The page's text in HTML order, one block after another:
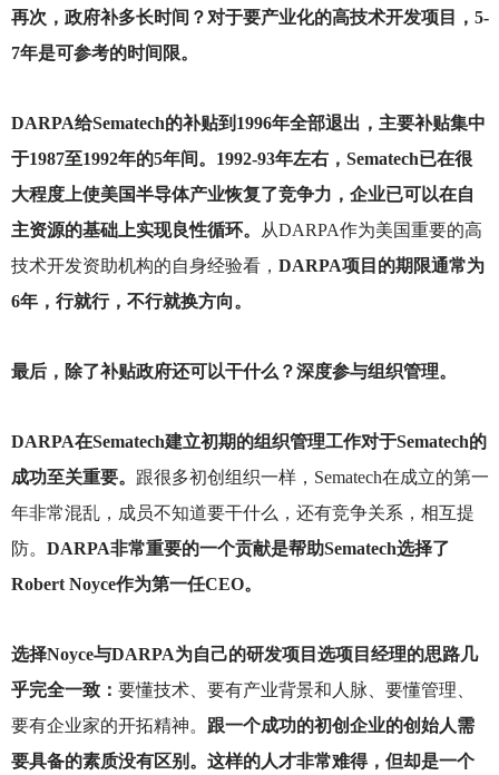
再次，政府补多长时间？对于要产业化的高技术开发项目，5-
7年是可参考的时间限。
DARPA给Sematech的补贴到1996年全部退出，主要补贴集中
于1987至1992年的5年间。1992-93年左右，Sematech已在很
大程度上使美国半导体产业恢复了竞争力，企业已可以在自
主资源的基础上实现良性循环。
从DARPA作为美国重要的高
技术开发资助机构的自身经验看， DARPA项目的期限通常为
6年，行就行，不行就换方向。
最后，除了补贴政府还可以干什么？深度参与组织管理。
DARPA在Sematech建立初期的组织管理工作对于Sematech的
成功至关重要。 跟很多初创组织一样，Sematech在成立的第一
年非常混乱，成员不知道要干什么，还有竞争关系，相互提
防。 DARPA非常重要的一个贡献是帮助Sematech选择了
Robert Noyce作为第一任CEO。
选择Noyce与DARPA为自己的研发项目选项目经理的思路几
乎完全一致： 要懂技术、要有产业背景和人脉、要懂管理、
要有企业家的开拓精神。 跟一个成功的初创企业的创始人需
要具备的素质没有区别。这样的人才非常难得，但却是一个